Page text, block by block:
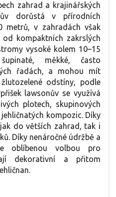
zahrad a krajinářských
dorůstá v přírodních
metrů, v zahradách však
kompaktních zakrslých
vysoké kolem 10–15
měkké, často
řadách, a mohou mít
odstíny, podle
lawsonův se využívá
plotech, skupinových
kompozic. Díky
do větších zahrad, tak i
Díky nenáročné údržbě a
oblíbenou volbou pro
dekorativní a přitom